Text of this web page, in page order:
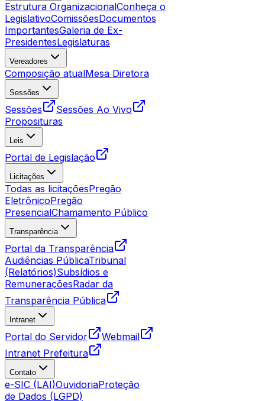
Estrutura OrganizacionalConheça o
LegislativoComissõesDocumentos
ImportantesGaleria de Ex-
PresidentesLegislaturas
Vereadores
Composição atualMesa Diretora
Sessões
Sessões
Sessões Ao Vivo
Proposituras
Leis
Portal de Legislação
Licitações
Todas as licitaçõesPregão
EletrônicoPregão
PresencialChamamento Público
Transparência
Portal da Transparência
Audiências PúblicaTribunal
(Relatórios)Subsídios e
RemuneraçõesRadar da
Transparência Pública
Intranet
Portal do Servidor
Webmail
Intranet Prefeitura
Contato
e-SIC (LAI)OuvidoriaProteção
de Dados (LGPD)